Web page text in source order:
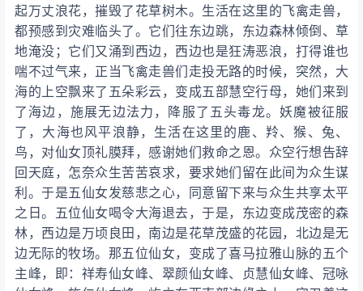
起万丈浪花，摧毁了花草树木。生活在这里的飞禽走兽，
都预感到灾难临头了。它们往东边跳，东边森林倾倒、草
地淹没；它们又涌到西边，西边也是狂涛恶浪，打得谁也
喘不过气来，正当飞禽走兽们走投无路的时候，突然，大
海的上空飘来了五朵彩云，变成五部慧空行母，她们来到
了海边，施展无边法力，降服了五头毒龙。妖魔被征服
了，大海也风平浪静，生活在这里的鹿、羚、猴、兔、
鸟，对仙女顶礼膜拜，感谢她们救命之恩。众空行想告辞
回天庭，怎奈众生苦苦哀求，要求她们留在此间为众生谋
利。于是五仙女发慈悲之心，同意留下来与众生共享太平
之日。五位仙女喝令大海退去，于是，东边变成茂密的森
林，西边是万顷良田，南边是花草茂盛的花园，北边是无
边无际的牧场。那五位仙女，变成了喜马拉雅山脉的五个
主峰，即：祥寿仙女峰、翠颜仙女峰、贞慧仙女峰、冠咏